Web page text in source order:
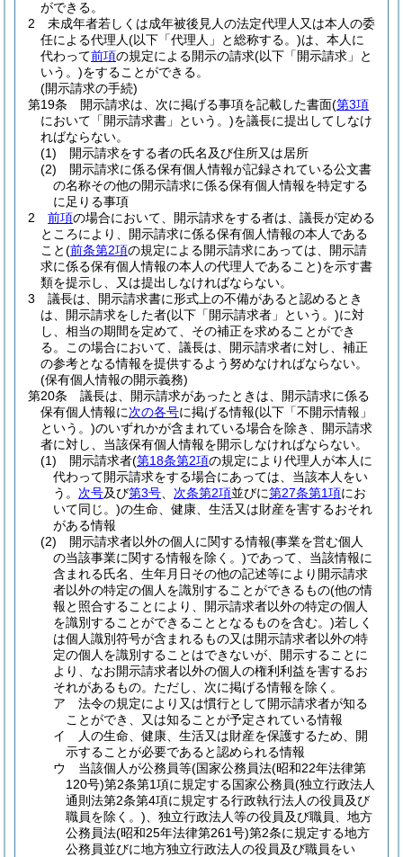
ができる。
2
未成年者若しくは成年被後見人の法定代理人又は本人の委
任による代理人(以下「代理人」と総称する。)は、本人に
代わって前項の規定による開示の請求(以下「開示請求」と
いう。)をすることができる。
(開示請求の手続)
第19条
開示請求は、次に掲げる事項を記載した書面(第3項
において「開示請求書」という。)を議長に提出してしなけ
ればならない。
(1)
開示請求をする者の氏名及び住所又は居所
(2)
開示請求に係る保有個人情報が記録されている公文書
の名称その他の開示請求に係る保有個人情報を特定する
に足りる事項
2
前項の場合において、開示請求をする者は、議長が定める
ところにより、開示請求に係る保有個人情報の本人である
こと(前条第2項の規定による開示請求にあっては、開示請
求に係る保有個人情報の本人の代理人であること)を示す書
類を提示し、又は提出しなければならない。
3
議長は、開示請求書に形式上の不備があると認めるとき
は、開示請求をした者(以下「開示請求者」という。)に対
し、相当の期間を定めて、その補正を求めることができ
る。
この場合において、議長は、開示請求者に対し、補正
の参考となる情報を提供するよう努めなければならない。
(保有個人情報の開示義務)
第20条
議長は、開示請求があったときは、開示請求に係る
保有個人情報に次の各号に掲げる情報(以下「不開示情報」
という。)のいずれかが含まれている場合を除き、開示請求
者に対し、当該保有個人情報を開示しなければならない。
(1)
開示請求者(第18条第2項の規定により代理人が本人に
代わって開示請求をする場合にあっては、当該本人をい
う。 次号及び第3号 次条第2項並びに第27条第1項にお
いて同じ。)の生命、健康、生活又は財産を害するおそれ
がある情報
(2)
開示請求者以外の個人に関する情報(事業を営む個人
の当該事業に関する情報を除く。)であって、当該情報に
含まれる氏名、生年月日その他の記述等により開示請求
者以外の特定の個人を識別することができるもの(他の情
報と照合することにより、開示請求者以外の特定の個人
を識別することができることとなるものを含む。)若しく
は個人識別符号が含まれるもの又は開示請求者以外の特
定の個人を識別することはできないが、開示することに
より、なお開示請求者以外の個人の権利利益を害するお
それがあるもの。 ただし、次に掲げる情報を除く。
ア
法令の規定により又は慣行として開示請求者が知る
ことができ、又は知ることが予定されている情報
イ
人の生命、健康、生活又は財産を保護するため、開
示することが必要であると認められる情報
ウ
当該個人が公務員等(国家公務員法(昭和22年法律第
120号)第2条第1項に規定する国家公務員(独立行政法人
通則法第2条第4項に規定する行政執行法人の役員及び
職員を除く。) 、独立行政法人等の役員及び職員、地方
公務員法(昭和25年法律第261号)第2条に規定する地方
公務員並びに地方独立行政法人の役員及び職員をい